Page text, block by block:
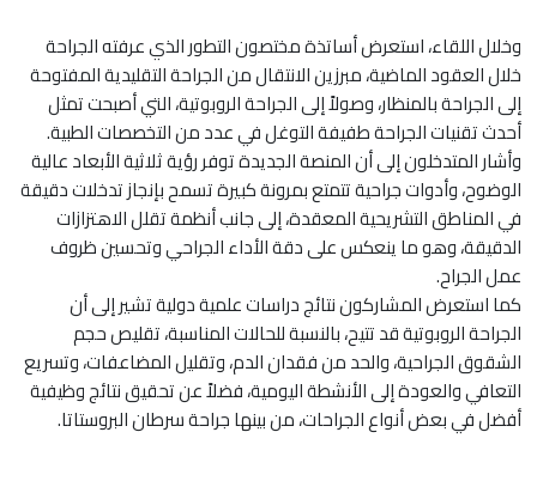
وخلال اللقاء، استعرض أساتذة مختصون التطور الذي عرفته الجراحة
خلال العقود الماضية، مبرزين الانتقال من الجراحة التقليدية المفتوحة
إلى الجراحة بالمنظار، وصولاً إلى الجراحة الروبوتية، التي أصبحت تمثل
أحدث تقنيات الجراحة طفيفة التوغل في عدد من التخصصات الطبية.
وأشار المتدخلون إلى أن المنصة الجديدة توفر رؤية ثلاثية الأبعاد عالية
الوضوح، وأدوات جراحية تتمتع بمرونة كبيرة تسمح بإنجاز تدخلات دقيقة
في المناطق التشريحية المعقدة، إلى جانب أنظمة تقلل الاهتزازات
الدقيقة، وهو ما ينعكس على دقة الأداء الجراحي وتحسين ظروف
عمل الجراح.
كما استعرض المشاركون نتائج دراسات علمية دولية تشير إلى أن
الجراحة الروبوتية قد تتيح، بالنسبة للحالات المناسبة، تقليص حجم
الشقوق الجراحية، والحد من فقدان الدم، وتقليل المضاعفات، وتسريع
التعافي والعودة إلى الأنشطة اليومية، فضلاً عن تحقيق نتائج وظيفية
أفضل في بعض أنواع الجراحات، من بينها جراحة سرطان البروستاتا.